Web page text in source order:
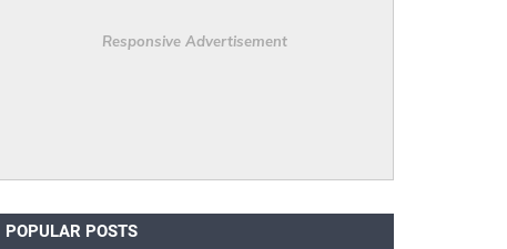
Responsive Advertisement
POPULAR POSTS